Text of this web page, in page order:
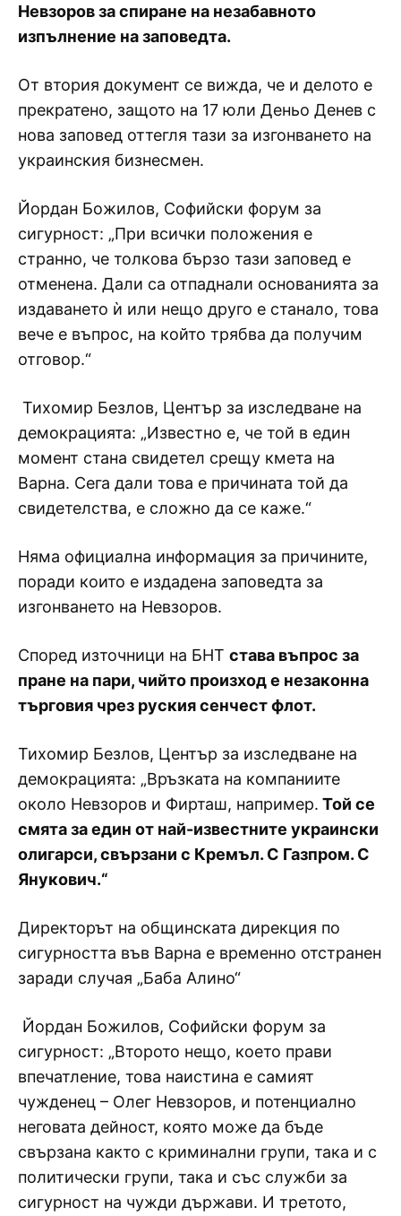
Невзоров за спиране на незабавното
изпълнение на заповедта.
От втория документ се вижда, че и делото е
прекратено, защото на 17 юли Деньо Денев с
нова заповед оттегля тази за изгонването на
украинския бизнесмен.
Йордан Божилов, Софийски форум за
сигурност: „При всички положения е
странно, че толкова бързо тази заповед е
отменена. Дали са отпаднали основанията за
издаването ѝ или нещо друго е станало, това
вече е въпрос, на който трябва да получим
отговор.“
Тихомир Безлов, Център за изследване на
демокрацията: „Известно е, че той в един
момент стана свидетел срещу кмета на
Варна. Сега дали това е причината той да
свидетелства, е сложно да се каже.“
Няма официална информация за причините,
поради които е издадена заповедта за
изгонването на Невзоров.
Според източници на БНТ става въпрос за
пране на пари, чийто произход е незаконна
търговия чрез руския сенчест флот.
Тихомир Безлов, Център за изследване на
демокрацията: „Връзката на компаниите
около Невзоров и Фирташ, например. Той се
смята за един от най-известните украински
олигарси, свързани с Кремъл. С Газпром. С
Янукович.“
Директорът на общинската дирекция по
сигурността във Варна е временно отстранен
заради случая „Баба Алино“
Йордан Божилов, Софийски форум за
сигурност: „Второто нещо, което прави
впечатление, това наистина е самият
чужденец – Олег Невзоров, и потенциално
неговата дейност, която може да бъде
свързана както с криминални групи, така и с
политически групи, така и със служби за
сигурност на чужди държави. И третото,